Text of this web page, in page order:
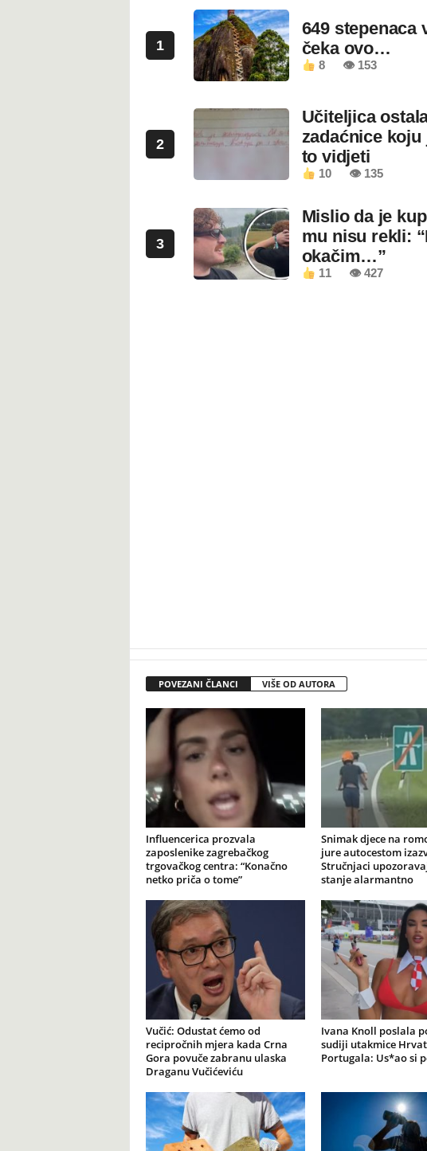
1
649 stepenaca
čeka ovo…
8 👁 153
2
Učiteljica
zadaćnice
to vidjeti
10 👁 135
3
Mislio da je
mu nisu rekli:
okačim…”
11 👁 427
POVEZANI ČLANCI VIŠE OD AUTORA
Influencerica prozvala
zaposlenike zagrebačkog
trgovačkog centra: “Konačno
netko priča o tome”
Snimak djece na
jure autocestom
Stručnjaci
stanje alarmantno
Vučić: Odustat ćemo od
recipročnih mjera kada Crna
Gora povuče zabranu ulaska
Draganu Vučićeviću
Ivana Knoll poslala
sudiji utakmice
Portugala: Us*ao si